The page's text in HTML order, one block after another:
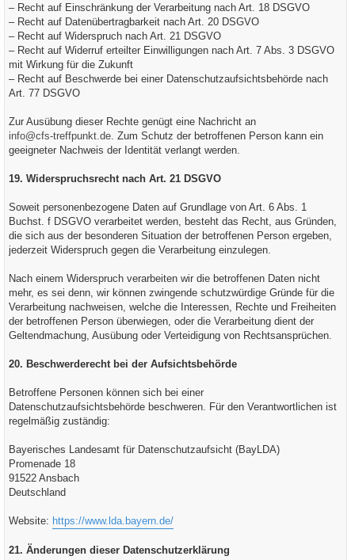
– Recht auf Einschränkung der Verarbeitung nach Art. 18 DSGVO
– Recht auf Datenübertragbarkeit nach Art. 20 DSGVO
– Recht auf Widerspruch nach Art. 21 DSGVO
– Recht auf Widerruf erteilter Einwilligungen nach Art. 7 Abs. 3 DSGVO
mit Wirkung für die Zukunft
– Recht auf Beschwerde bei einer Datenschutzaufsichtsbehörde nach
Art. 77 DSGVO
Zur Ausübung dieser Rechte genügt eine Nachricht an
info@cfs-treffpunkt.de. Zum Schutz der betroffenen Person kann ein
geeigneter Nachweis der Identität verlangt werden.
19. Widerspruchsrecht nach Art. 21 DSGVO
Soweit personenbezogene Daten auf Grundlage von Art. 6 Abs. 1
Buchst. f DSGVO verarbeitet werden, besteht das Recht, aus Gründen,
die sich aus der besonderen Situation der betroffenen Person ergeben,
jederzeit Widerspruch gegen die Verarbeitung einzulegen.
Nach einem Widerspruch verarbeiten wir die betroffenen Daten nicht
mehr, es sei denn, wir können zwingende schutzwürdige Gründe für die
Verarbeitung nachweisen, welche die Interessen, Rechte und Freiheiten
der betroffenen Person überwiegen, oder die Verarbeitung dient der
Geltendmachung, Ausübung oder Verteidigung von Rechtsansprüchen.
20. Beschwerderecht bei der Aufsichtsbehörde
Betroffene Personen können sich bei einer
Datenschutzaufsichtsbehörde beschweren. Für den Verantwortlichen ist
regelmäßig zuständig:
Bayerisches Landesamt für Datenschutzaufsicht (BayLDA)
Promenade 18
91522 Ansbach
Deutschland
Website: https://www.lda.bayern.de/
21. Änderungen dieser Datenschutzerklärung